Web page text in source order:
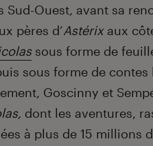
Sud-Ouest, avant sa
pères d’Astérixaux
sous forme de
sous forme de contes
Goscinny et
dont les aventures,
à plus de 15 millions